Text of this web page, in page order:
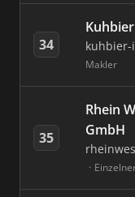
34
Makler
35
Rhein
GmbH